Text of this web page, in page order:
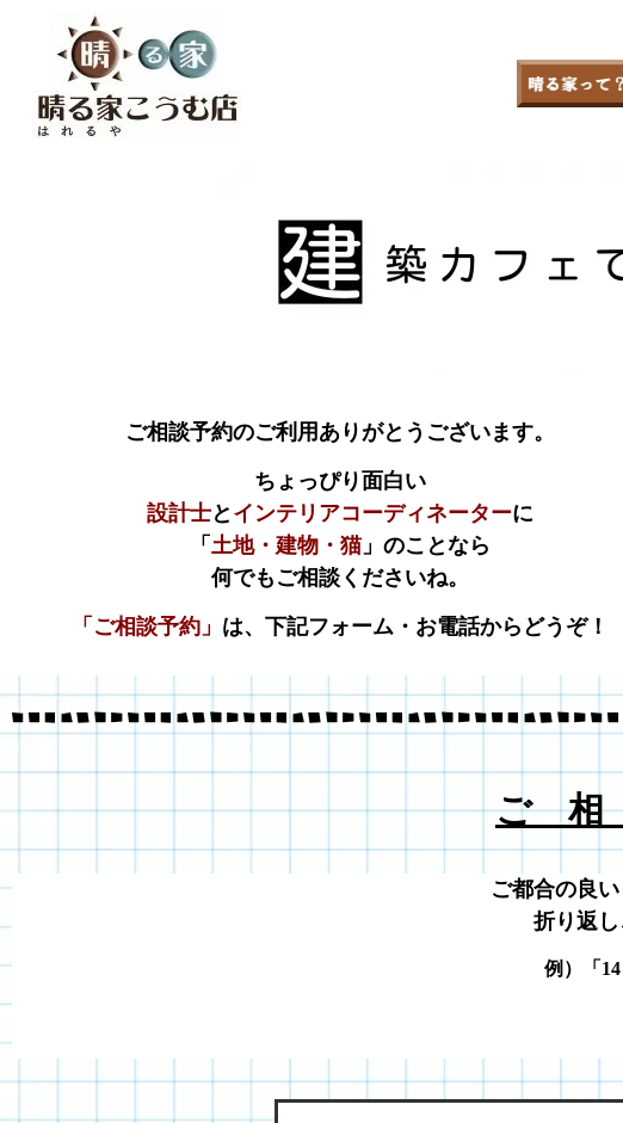
ご相談予約のご利用ありがとうございます。
ちょっぴり面白い
設計士と インテリアコーディネーターに
「 土地・建物・猫」のことなら
何でもご相談くださいね。
「ご相談予約」 は、下記フォーム・お電話からどうぞ！
ご
ご都合の良い
折り返し
例）「